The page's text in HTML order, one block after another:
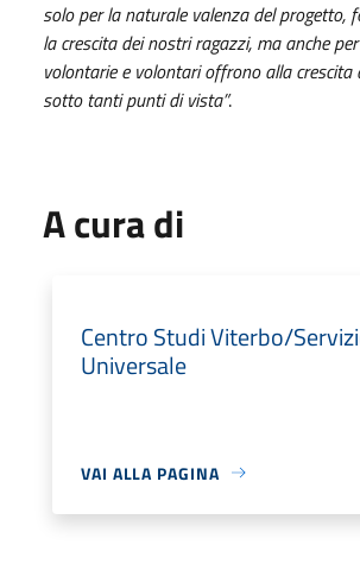
solo per la naturale valenza del progetto,
la crescita dei nostri ragazzi, ma anche
volontarie e volontari offrono alla
sotto tanti punti di vista”.
A cura di
Centro Studi Viterbo/
Universale
VAI ALLA PAGINA